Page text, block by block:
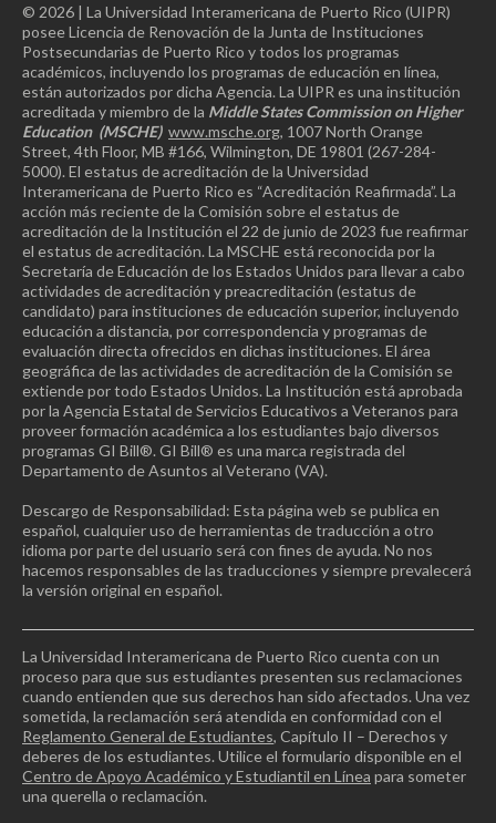
© 2026 | La Universidad Interamericana de Puerto Rico (UIPR)
posee Licencia de Renovación de la Junta de Instituciones
Postsecundarias de Puerto Rico y todos los programas
académicos, incluyendo los programas de educación en línea,
están autorizados por dicha Agencia. La UIPR es una institución
acreditada y miembro de la Middle States Commission on Higher
Education (MSCHE) www.msche.org, 1007 North Orange
Street, 4th Floor, MB #166, Wilmington, DE 19801 (267-284-
5000). El estatus de acreditación de la Universidad
Interamericana de Puerto Rico es “Acreditación Reafirmada”. La
acción más reciente de la Comisión sobre el estatus de
acreditación de la Institución el 22 de junio de 2023 fue reafirmar
el estatus de acreditación. La MSCHE está reconocida por la
Secretaría de Educación de los Estados Unidos para llevar a cabo
actividades de acreditación y preacreditación (estatus de
candidato) para instituciones de educación superior, incluyendo
educación a distancia, por correspondencia y programas de
evaluación directa ofrecidos en dichas instituciones. El área
geográfica de las actividades de acreditación de la Comisión se
extiende por todo Estados Unidos. La Institución está aprobada
por la Agencia Estatal de Servicios Educativos a Veteranos para
proveer formación académica a los estudiantes bajo diversos
programas GI Bill®. GI Bill® es una marca registrada del
Departamento de Asuntos al Veterano (VA).
Descargo de Responsabilidad: Esta página web se publica en
español, cualquier uso de herramientas de traducción a otro
idioma por parte del usuario será con fines de ayuda. No nos
hacemos responsables de las traducciones y siempre prevalecerá
la versión original en español.
La Universidad Interamericana de Puerto Rico cuenta con un
proceso para que sus estudiantes presenten sus reclamaciones
cuando entienden que sus derechos han sido afectados. Una vez
sometida, la reclamación será atendida en conformidad con el
Reglamento General de Estudiantes, Capítulo II – Derechos y
deberes de los estudiantes. Utilice el formulario disponible en el
Centro de Apoyo Académico y Estudiantil en Línea para someter
una querella o reclamación.